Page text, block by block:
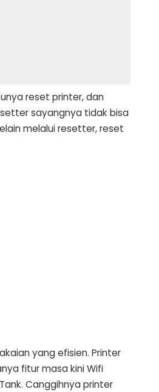
reset printer, dan
sayangnya tidak bisa
melalui resetter, reset
yang efisien. Printer
fitur masa kini Wifi
Canggihnya printer